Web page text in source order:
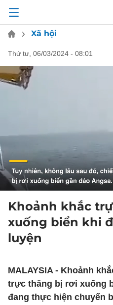
Xã hội
thứ tư, 06/03/2024 - 08:01
Khoảnh khắc
xuống biển khi
luyện
MALAYSIA - Khoảnh
trực thăng bị rơi xuống
đang thực hiện chuyến